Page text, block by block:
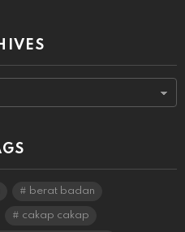
berat badan
cakap cakap